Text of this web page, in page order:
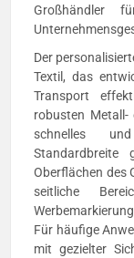
Großhändler
Der
Textil, das
Transport
robusten
schnelles
Standardbreite
Oberflächen des
seitliche
Für häufige
mit gezielter